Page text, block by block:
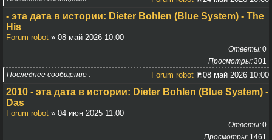
- эта дата в истории: Dieter Bohlen (Blue System) - The
His
Forum robot » 08 май 2026 10:00
0
Ответы
301
Просмотры
Последнее сообщение
Forum robot 08 май 2026 10:00
2010 - эта дата в истории: Dieter Bohlen (Blue System) -
Das
Forum robot » 04 июн 2025 11:00
0
Ответы
1461
Просмотры